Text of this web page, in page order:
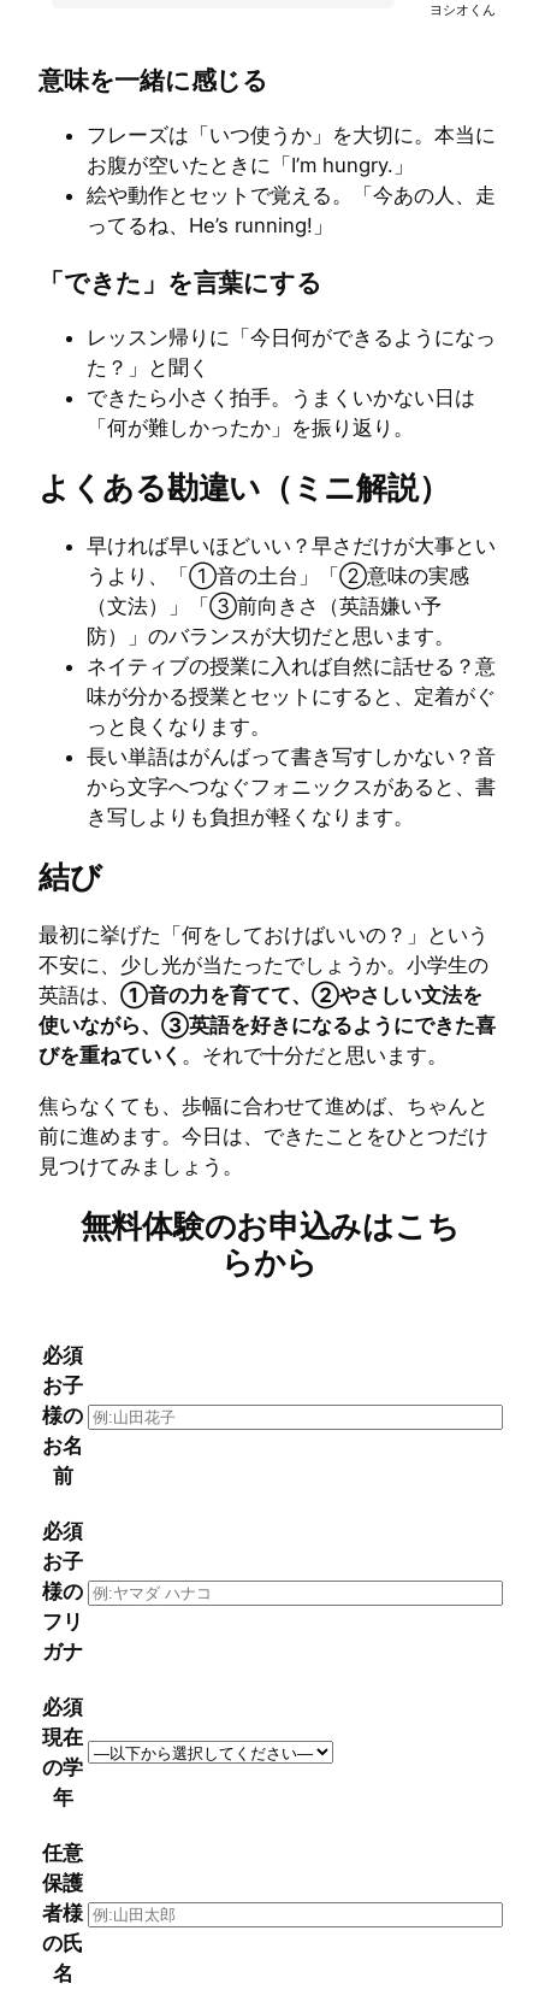
ヨシオくん
意味を一緒に感じる
フレーズは「いつ使うか」を大切に。本当に
お腹が空いたときに「I’m hungry.」
絵や動作とセットで覚える。「今あの人、走
ってるね、He’s running!」
「できた」を言葉にする
レッスン帰りに「今日何ができるようになっ
た？」と聞く
できたら小さく拍手。うまくいかない日は
「何が難しかったか」を振り返り。
よくある勘違い（ミニ解説）
早ければ早いほどいい？早さだけが大事とい
うより、「①音の土台」「②意味の実感
（文法）」「③前向きさ（英語嫌い予
防）」のバランスが大切だと思います。
ネイティブの授業に入れば自然に話せる？意
味が分かる授業とセットにすると、定着がぐ
っと良くなります。
長い単語はがんばって書き写すしかない？音
から文字へつなぐフォニックスがあると、書
き写しよりも負担が軽くなります。
結び
最初に挙げた「何をしておけばいいの？」という
不安に、少し光が当たったでしょうか。小学生の
英語は、 ①音の力を育てて、②やさしい文法を
使いながら、③英語を好きになるようにできた喜
びを重ねていく 。それで十分だと思います。
焦らなくても、歩幅に合わせて進めば、ちゃんと
前に進めます。今日は、できたことをひとつだけ
見つけてみましょう。
無料体験のお申込みはこち
らから
必須
お子
様の
お名
前
必須
お子
様の
フリ
ガナ
必須
現在
の学
年
任意
保護
者様
の氏
名